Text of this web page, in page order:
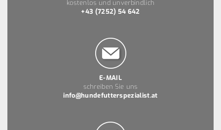
kostenlos und unverbindlich
+43 (7252) 54 642
E-MAIL
schreiben Sie uns
info@hundefutterspezialist.at